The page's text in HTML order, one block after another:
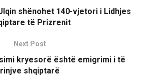
shënohet 140-vjetori i Lidhjes
të Prizrenit
Next Post
kryesorë është emigrimi i të
rinjve shqiptarë